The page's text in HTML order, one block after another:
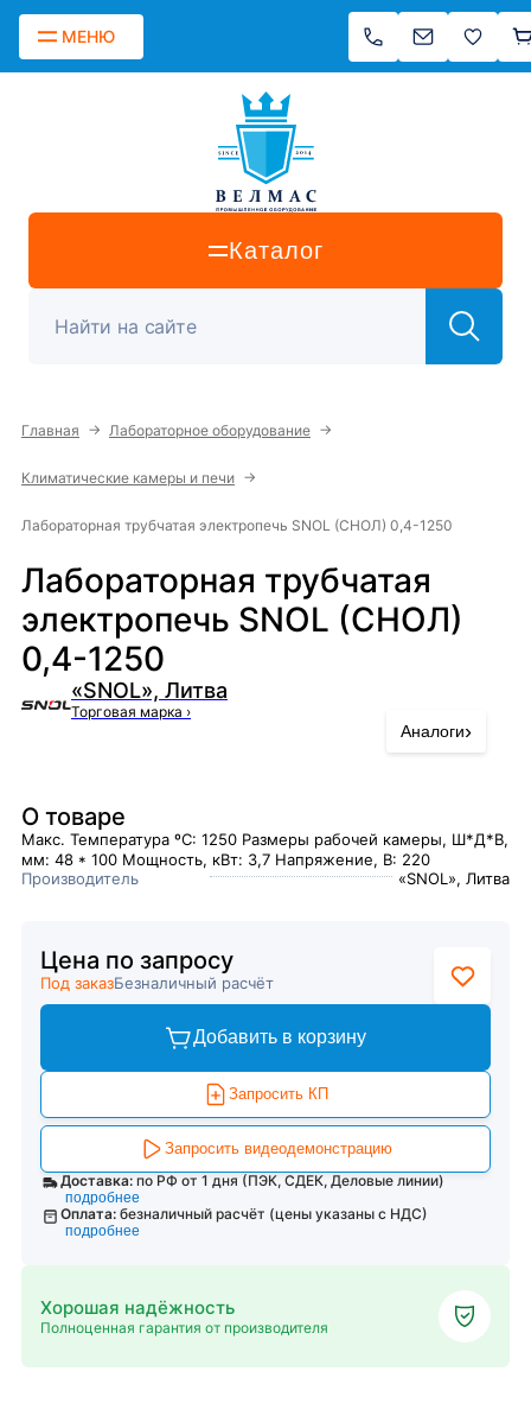
МЕНЮ
Каталог
Главная → Лабораторное оборудование →
Климатические камеры и печи →
Лабораторная трубчатая электропечь SNOL (СНОЛ) 0,4-1250
Лабораторная трубчатая
электропечь SNOL (СНОЛ)
0,4-1250
«SNOL», Литва
Торговая марка ›
Аналоги›
О товаре
Макс. Температура ºC: 1250 Размеры рабочей камеры, Ш*Д*В,
мм: 48 * 100 Мощность, кВт: 3,7 Напряжение, В: 220
Производитель
«SNOL», Литва
Цена по запросу
Под заказБезналичный расчёт
Добавить в корзину
Запросить КП
Запросить видеодемонстрацию
Доставка: по РФ от 1 дня (ПЭК, СДЕК, Деловые линии)
подробнее
Оплата: безналичный расчёт (цены указаны с НДС)
подробнее
Хорошая надёжность
Полноценная гарантия от производителя